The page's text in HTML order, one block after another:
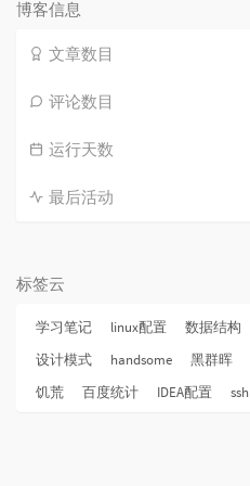
博客信息
文章数目
评论数目
运行天数
最后活动
标签云
学习笔记 linux配置 数据结构
设计模式
handsome 黑群晖
饥荒
百度统计 IDEA配置 ssh